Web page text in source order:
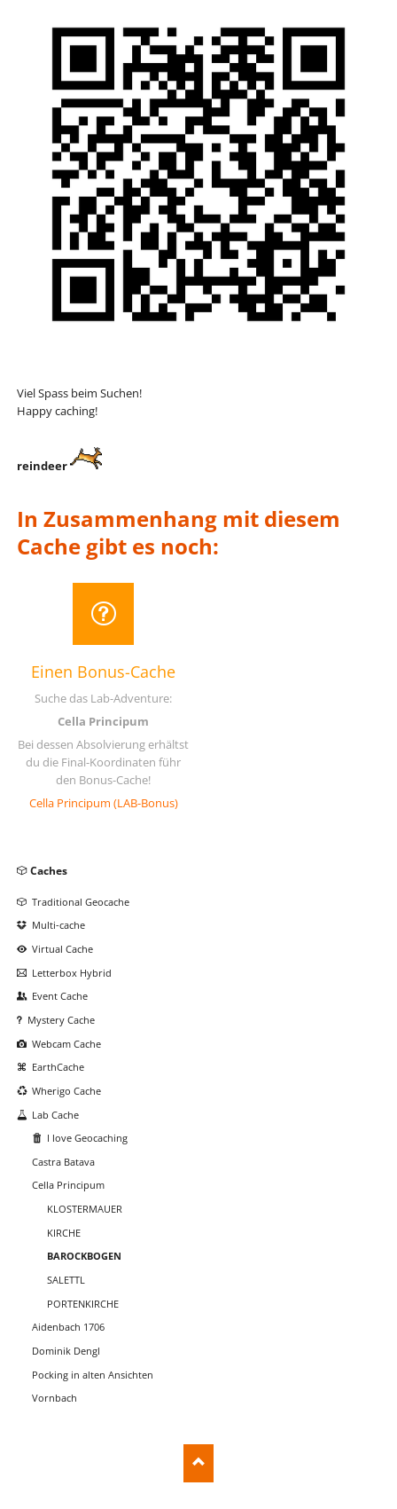
Viel Spass beim Suchen!
Happy caching!
reindeer
In Zusammenhang mit diesem
Cache gibt es noch:
Einen Bonus-Cache
Suche das Lab-Adventure:
Cella Principum
Bei dessen Absolvierung erhältst
du die Final-Koordinaten führ
den Bonus-Cache!
Cella Principum (LAB-Bonus)
Navigation
Caches
Traditional Geocache
Multi-cache
Virtual Cache
Letterbox Hybrid
Event Cache
Mystery Cache
Webcam Cache
EarthCache
Wherigo Cache
Lab Cache
I love Geocaching
Castra Batava
Cella Principum
KLOSTERMAUER
KIRCHE
BAROCKBOGEN
SALETTL
PORTENKIRCHE
Aidenbach 1706
Dominik Dengl
Pocking in alten Ansichten
Vornbach